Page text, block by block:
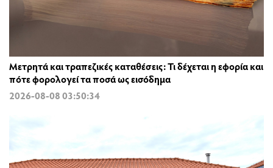
Μετρητά και τραπεζικές καταθέσεις: Τι δέχεται η εφορία και
πότε φορολογεί τα ποσά ως εισόδημα
2026-08-08 03:50:34